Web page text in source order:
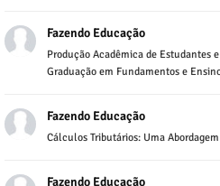
Fazendo Educação
Produção Acadêmica de Estudantes
Graduação em Fundamentos e
Fazendo Educação
Cálculos Tributários: Uma
Fazendo Educação